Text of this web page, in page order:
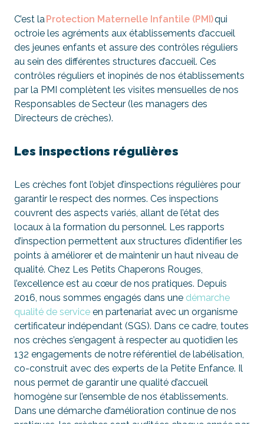
C’est laProtection Maternelle Infantile (PMI)qui
octroie les agréments aux établissements d’accueil
des jeunes enfants et assure des contrôles réguliers
au sein des différentes structures d’accueil. Ces
contrôles réguliers et inopinés de nos établissements
par la PMI complètent les visites mensuelles de nos
Responsables de Secteur (les managers des
Directeurs de crèches).
Les inspections régulières
Les crèches font l’objet d’inspections régulières pour
garantir le respect des normes. Ces inspections
couvrent des aspects variés, allant de l’état des
locaux à la formation du personnel. Les rapports
d’inspection permettent aux structures d’identifier les
points à améliorer et de maintenir un haut niveau de
qualité. Chez Les Petits Chaperons Rouges,
l’excellence est au cœur de nos pratiques. Depuis
2016, nous sommes engagés dans une démarche
qualité de service en partenariat avec un organisme
certificateur indépendant (SGS). Dans ce cadre, toutes
nos crèches s’engagent à respecter au quotidien les
132 engagements de notre référentiel de labélisation,
co-construit avec des experts de la Petite Enfance. Il
nous permet de garantir une qualité d’accueil
homogène sur l’ensemble de nos établissements.
Dans une démarche d’amélioration continue de nos